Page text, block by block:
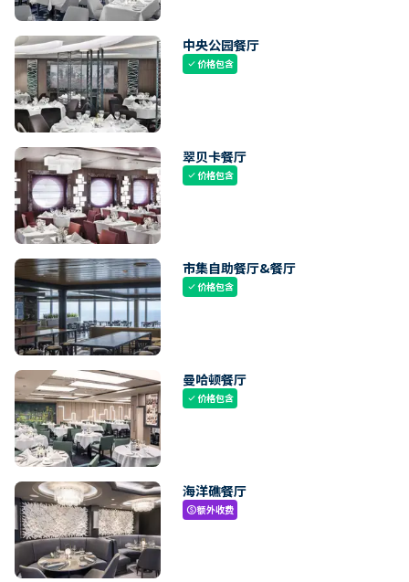
中央公园餐厅
check价格包含
翠贝卡餐厅
check价格包含
市集自助餐厅&餐厅
check价格包含
曼哈顿餐厅
check价格包含
海洋礁餐厅
paid额外收费